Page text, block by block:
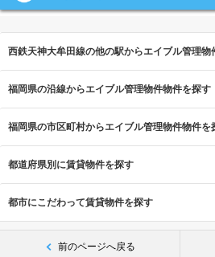
西鉄天神大牟田線の他の駅からエイブル管理物
福岡県の沿線からエイブル管理物件物件を探す
福岡県の市区町村からエイブル管理物件物件を
都道府県別に賃貸物件を探す
都市にこだわって賃貸物件を探す
前のページへ戻る